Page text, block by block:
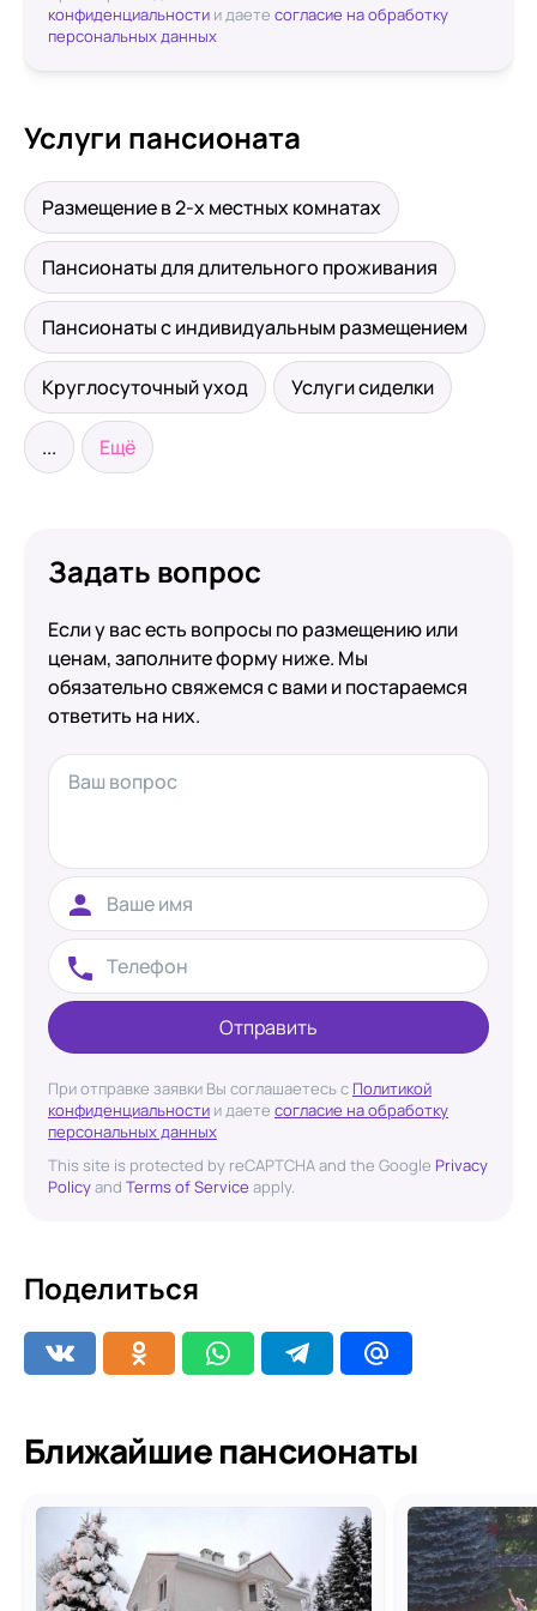
конфиденциальности и даете согласие на обработку
персональных данных
Услуги пансионата
Размещение в 2-х местных комнатах
Пансионаты для длительного проживания
Пансионаты с индивидуальным размещением
Круглосуточный уход Услуги сиделки
... Ещё
Задать вопрос
Если у вас есть вопросы по размещению или
ценам, заполните форму ниже. Мы
обязательно свяжемся с вами и постараемся
ответить на них.
Отправить
При отправке заявки Вы соглашаетесь с Политикой
конфиденциальности и даете согласие на обработку
персональных данных
This site is protected by reCAPTCHA and the Google Privacy
Policyand Terms of Service apply.
Поделиться
Ближайшие пансионаты